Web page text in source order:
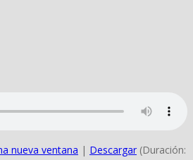
nueva ventana | Descargar (Duración: